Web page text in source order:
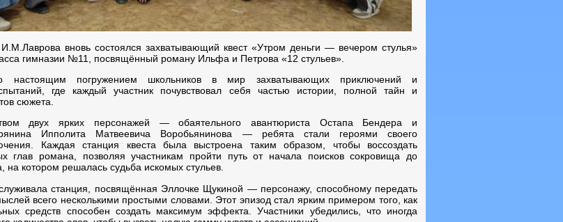
вновь состоялся захватывающий квест «Утром деньги — вечером стулья»
гимназии №11, посвящённый роману Ильфа и Петрова «12 стульев».
настоящим погружением школьников в мир захватывающих приключений и
где каждый участник почувствовал себя частью истории, полной тайн и
сюжета.
двух ярких персонажей — обаятельного авантюриста Остапа Бендера и
Ипполита Матвеевича Воробьянинова — ребята стали героями своего
Каждая станция квеста была выстроена таким образом, чтобы воссоздать
глав романа, позволяя участникам пройти путь от начала поисков сокровища до
на котором решалась судьба искомых стульев.
станция, посвящённая Эллочке Щукиной — персонажу, способному передать
всего несколькими простыми словами. Этот эпизод стал ярким примером того, как
средств способен создать максимум эффекта. Участники убедились, что иногда